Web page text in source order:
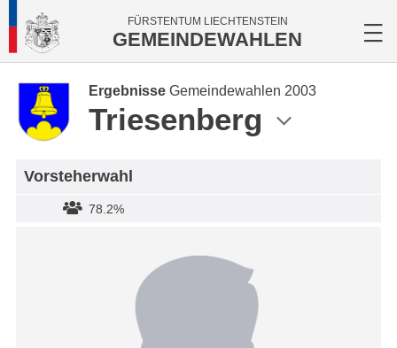
FÜRSTENTUM LIECHTENSTEIN
GEMEINDEWAHLEN
Ergebnisse Gemeindewahlen 2003
Triesenberg
Vorsteherwahl
78.2%